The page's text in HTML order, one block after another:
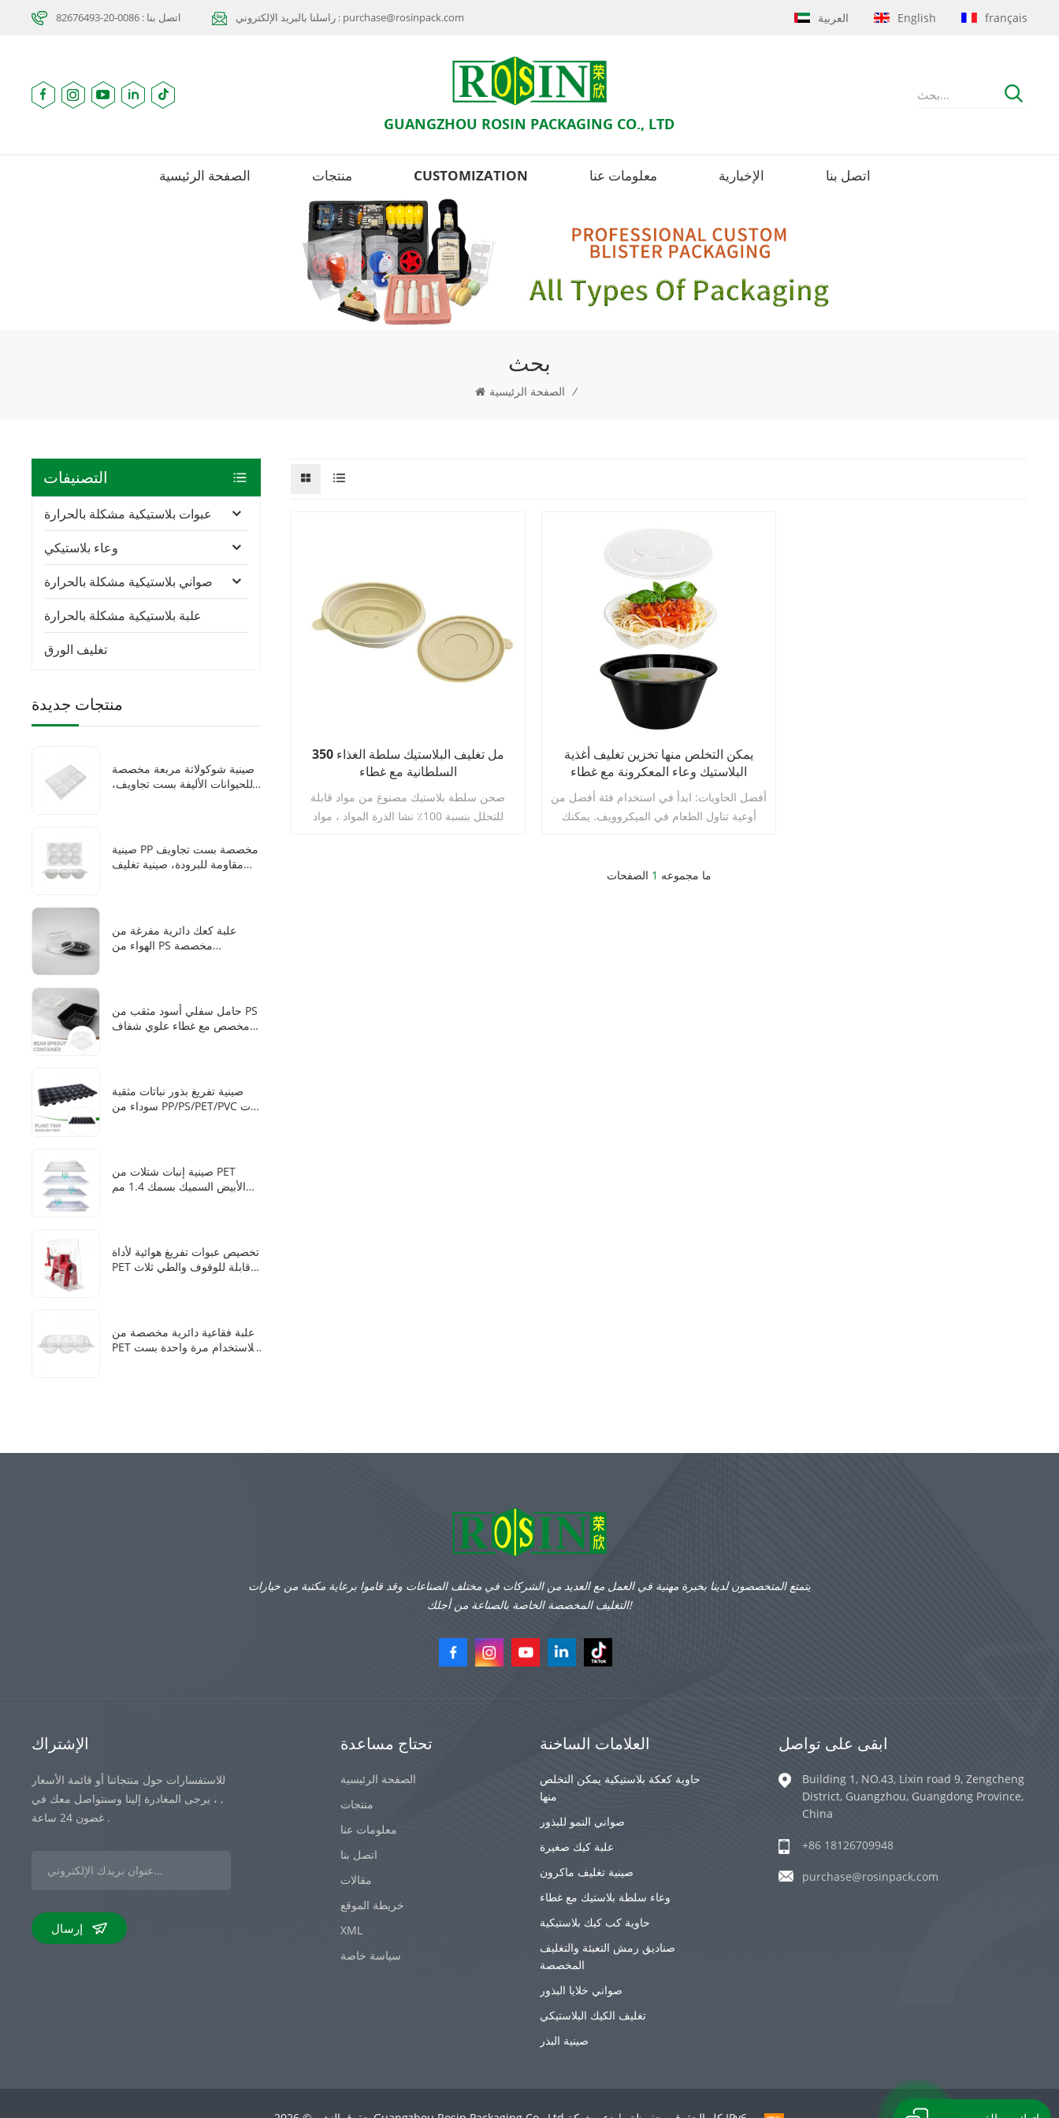
اتصل بنا : 0086-20-82676493 راسلنا بالبريد الإلكتروني : purchase@rosinpack.com العربية English français
GUANGZHOU ROSIN PACKAGING CO., LTD
الصفحة الرئيسية منتجات CUSTOMIZATION معلومات عنا الإخبارية اتصل بنا
بحث
الصفحة الرئيسية /
350 مل تغليف البلاستيك سلطة الغذاء
السلطانية مع غطاء
صحن سلطة بلاستيك مصنوع من مواد قابلة
للتحلل بنسبة 100٪ نشا الذرة المواد ، مواد
يمكن التخلص منها تخزين تغليف أغذية
البلاستيك وعاء المعكرونة مع غطاء
أفضل الحاويات: ابدأ في استخدام فئة أفضل من
أوعية تناول الطعام في الميكروويف. يمكنك
، والأكثر تنوعًا ، والأعلى جودة مع أغطية تعمل
ما مجموعه 1 الصفحات
التصنيفات
عبوات بلاستيكية مشكلة بالحرارة
وعاء بلاستيكي
صواني بلاستيكية مشكلة بالحرارة
علبة بلاستيكية مشكلة بالحرارة
تغليف الورق
منتجات جديدة
صينية شوكولاتة مربعة مخصصة
للحيوانات الأليفة بست تجاويف،
صينية PP مخصصة بست تجاويف
مقاومة للبرودة، صينية تغليف
علبة كعك دائرية مفرغة من
الهواء من PS مخصصة
الكيك والمعجنات
حامل سفلي أسود مثقب من PS
مخصص مع غطاء علوي شفاف
صينية تفريغ بذور نباتات مثقبة
سوداء من PP/PS/PET/PVC ذات
صينية إنبات شتلات من PET
الأبيض السميك بسمك 1.4 مم
تخصيص عبوات تفريغ هوائية لأداة
PET قابلة للوقوف والطي ثلاث
علبة فقاعية دائرية مخصصة من
PET للاستخدام مرة واحدة بست
يتمتع المتخصصون لدينا بخبرة مهنية في العمل مع العديد من الشركات في مختلف الصناعات وقد قاموا برعاية مكتبة من خيارات
التغليف المخصصة الخاصة بالصناعة من أجلك!
الإشتراك
للاستفسارات حول منتجاتنا أو قائمة الأسعار
, ، يرجى المغادرة إلينا وسنتواصل معك في
غضون 24 ساعة .
إرسال
تحتاج مساعدة
الصفحة الرئيسية
منتجات
معلومات عنا
اتصل بنا
مقالات
خريطة الموقع
XML
سياسة خاصة
العلامات الساخنة
حاوية كعكة بلاستيكية يمكن التخلص
منها
صواني النمو للبذور
علبة كيك صغيرة
صينية تغليف ماكرون
وعاء سلطة بلاستيك مع غطاء
حاوية كب كيك بلاستيكية
صناديق رمش التعبئة والتغليف
المخصصة
صواني خلايا البذور
تغليف الكيك البلاستيكي
صينية البذر
ابقى على تواصل
Building 1, NO.43, Lixin road 9, Zengcheng
District, Guangzhou, Guangdong Province,
China
+86 18126709948
purchase@rosinpack.com